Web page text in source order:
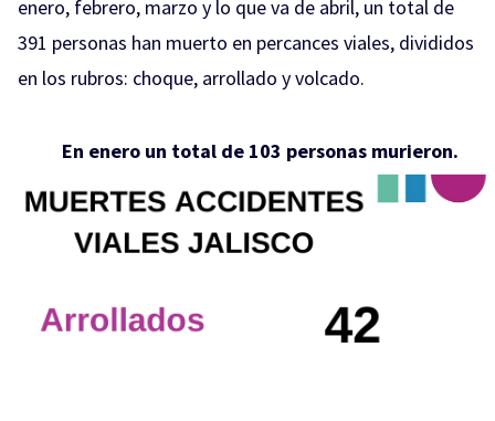
enero, febrero, marzo y lo que va de abril, un total de
391 personas han muerto en percances viales, divididos
en los rubros: choque, arrollado y volcado.
En enero un total de 103 personas murieron.